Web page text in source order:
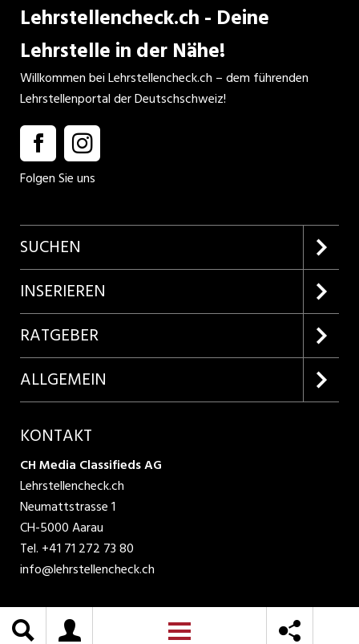
Lehrstellencheck.ch - Deine
Lehrstelle in der Nähe!
Willkommen bei Lehrstellencheck.ch – dem führenden
Lehrstellenportal der Deutschschweiz!
Folgen Sie uns
SUCHEN
Firmenprofile entdecken
Lehrstellen suchen
INSERIEREN
Kundenlogin
Inserieren
Produkte
RATGEBER
Lehrberufe entdecken
ALLGEMEIN
AGB
Datenschutzbestimmungen
Nutzungsbedingungen
Impressum
KONTAKT
CH Media Classifieds AG
Lehrstellencheck.ch
Neumattstrasse 1
CH-5000 Aarau
Tel. +41 71 272 73 80
info@lehrstellencheck.ch